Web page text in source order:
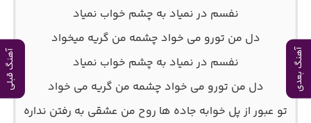
آهنگ بعدی آهنگ قبلی
نفسم در نمیاد به چشم خواب نمیاد
دل من تورو می خواد چشمه من گریه میخواد
نفسم در نمیاد به چشم خواب نمیاد
دل من تورو می خواد چشمه من گریه می خواد
تو عبور از پل خوابه جاده ها روح من عشقی به رفتن نداره